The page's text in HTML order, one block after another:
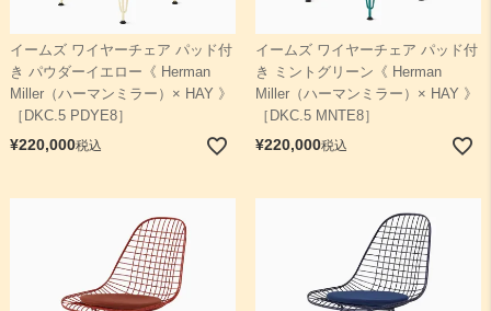
イームズ ワイヤーチェア パッド付
き パウダーイエロー《 Herman
Miller（ハーマンミラー）× HAY 》
［DKC.5 PDYE8］
¥220,000税込
イームズ ワイヤーチェア パッド付
き ミントグリーン《 Herman
Miller（ハーマンミラー）× HAY 》
［DKC.5 MNTE8］
¥220,000税込